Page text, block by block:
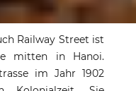
Hanoi
Railway Street ist
mitten in Hanoi.
im Jahr 1902